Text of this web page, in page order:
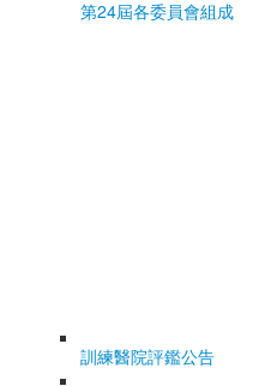
第24屆各委員會組成
訓練醫院評鑑公告